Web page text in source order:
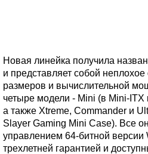
Новая линейка получила
и представляет собой
размеров и вычислительной
четыре модели - Mini (в Mini-ITX
а также Xtreme, Commander и
Slayer Gaming Mini Case). Все
управлением 64-битной
трехлетней гарантией и